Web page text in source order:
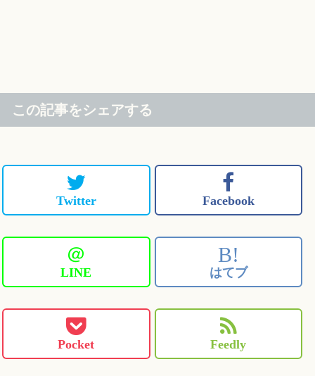
この記事をシェアする
Twitter Facebook
＠
LINE
B!
はてブ
Pocket Feedly